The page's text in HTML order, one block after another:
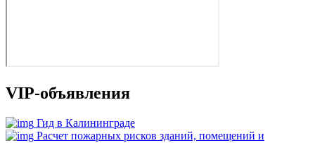
VIP-объявления
Гид в Калининграде
Расчет пожарных рисков зданий, помещений и